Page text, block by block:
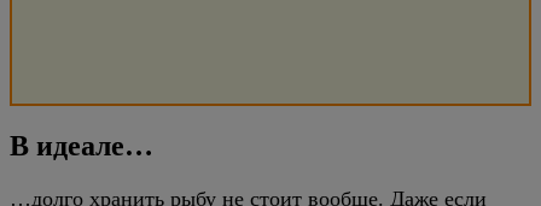
В идеале…
…долго хранить рыбу не стоит вообще. Даже если